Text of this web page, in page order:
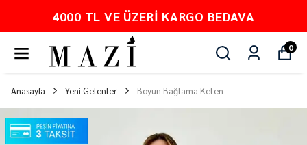
4000 TL VE ÜZERI KARGO BEDAVA
0
Anasayfa Yeni Gelenler Boyun Bağlama Keten